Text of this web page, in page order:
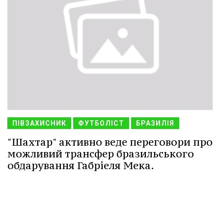
ПІВЗАХИСНИК ФУТБОЛІСТ БРАЗИЛІЯ
"Шахтар" активно веде переговори про
можливий трансфер бразильського
обдарування Габріеля Мека.